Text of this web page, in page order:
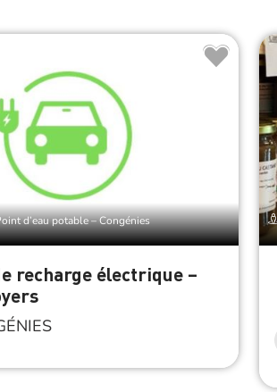
d’eau potable – Congénies
recharge électrique –